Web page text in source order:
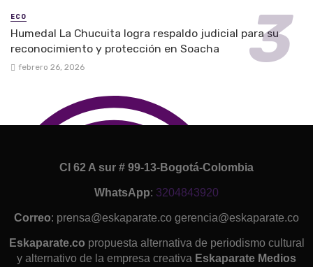
ECO
Humedal La Chucuita logra respaldo judicial para su
reconocimiento y protección en Soacha
febrero 26, 2026
Cl 62 A sur # 99-13-Bogotá-Colombia
WhatsApp: 3204843920
Correo: prensa@eskaparate.co gerencia@eskaparate.co
Eskaparate.co propuesta alternativa de periodismo cultural
y alternativo de la empresa creativa Eskaparate Medios